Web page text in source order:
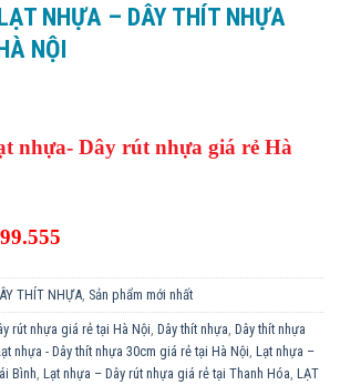
NHỰA – DÂY THÍT NHỰA
NỘI
nhựa- Dây rút nhựa giá rẻ Hà
THÍT NHỰA Sản phẩm mới nhất
rút nhựa giá rẻ tại Hà Nội Dây thít nhựa Dây thít nhựa
nhựa - Dây thít nhựa 30cm giá rẻ tại Hà Nội Lạt nhựa –
Bình Lạt nhựa – Dây rút nhựa giá rẻ tại Thanh Hóa LẠT